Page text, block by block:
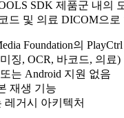
SDK 제품군 내의
드 및 의료 DICOM으
Foundation의
징, OCR, 바코드, 의료)
는 Android 지원 없음
재생 기능
레거시 아키텍처